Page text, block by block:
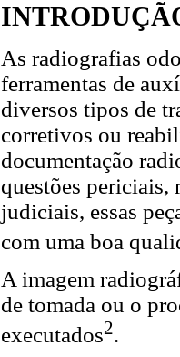
As radiografias
ferramentas de
diversos tipos de
corretivos ou
documentação
questões periciais,
judiciais, essas
com uma boa
A imagem
de tomada ou o
executados2.